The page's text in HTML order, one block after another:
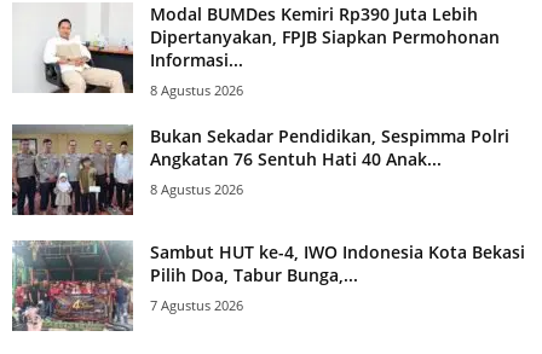
Modal BUMDes Kemiri Rp390 Juta Lebih
Dipertanyakan, FPJB Siapkan Permohonan
Informasi...
8 Agustus 2026
Bukan Sekadar Pendidikan, Sespimma Polri
Angkatan 76 Sentuh Hati 40 Anak...
8 Agustus 2026
Sambut HUT ke-4, IWO Indonesia Kota Bekasi
Pilih Doa, Tabur Bunga,...
7 Agustus 2026